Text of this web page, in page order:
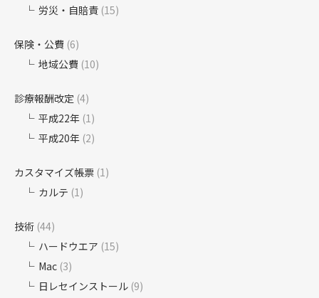
労災・自賠責 (15)
保険・公費 (6)
地域公費 (10)
診療報酬改定 (4)
平成22年 (1)
平成20年 (2)
カスタマイズ帳票 (1)
カルテ (1)
技術 (44)
ハードウエア (15)
Mac (3)
日レセインストール (9)